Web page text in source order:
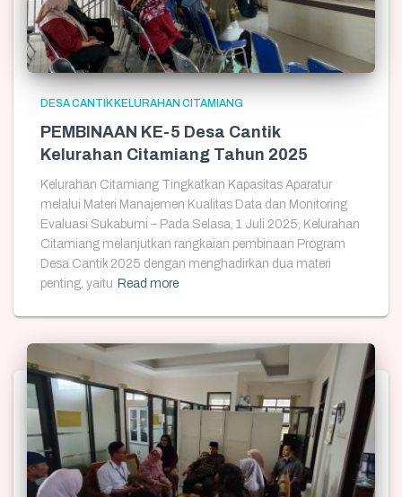
DESA CANTIK KELURAHAN CITAMIANG
PEMBINAAN KE-5 Desa Cantik
Kelurahan Citamiang Tahun 2025
Kelurahan Citamiang Tingkatkan Kapasitas Aparatur
melalui Materi Manajemen Kualitas Data dan Monitoring
Evaluasi Sukabumi – Pada Selasa, 1 Juli 2025, Kelurahan
Citamiang melanjutkan rangkaian pembinaan Program
Desa Cantik 2025 dengan menghadirkan dua materi
penting, yaitu Read more